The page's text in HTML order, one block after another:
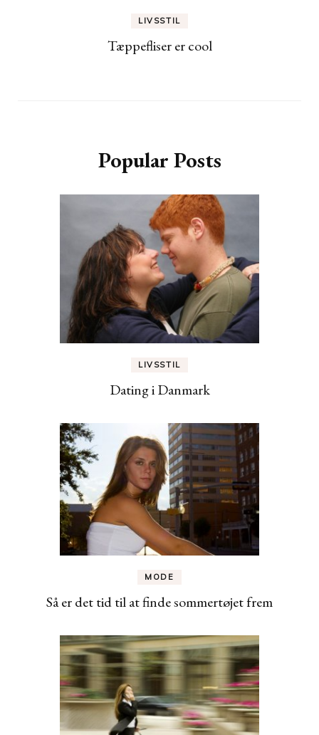
LIVSSTIL
Tæppefliser er cool
Popular Posts
LIVSSTIL
Dating i Danmark
MODE
Så er det tid til at finde sommertøjet frem